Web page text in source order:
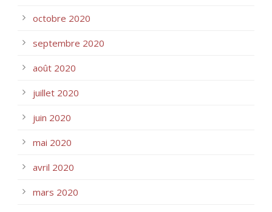
octobre 2020
septembre 2020
août 2020
juillet 2020
juin 2020
mai 2020
avril 2020
mars 2020